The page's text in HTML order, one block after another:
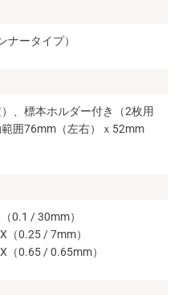
ナータイプ）
、標本ホルダー付き（2枚用
囲76mm（左右）ｘ52mm
0.1 / 30mm）
（0.25 / 7mm）
（0.65 / 0.65mm）